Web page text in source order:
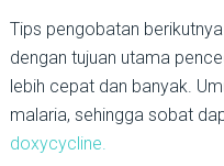
Tips pengobatan
dengan tujuan utama
lebih cepat dan banyak.
malaria, sehingga sobat
doxycycline.